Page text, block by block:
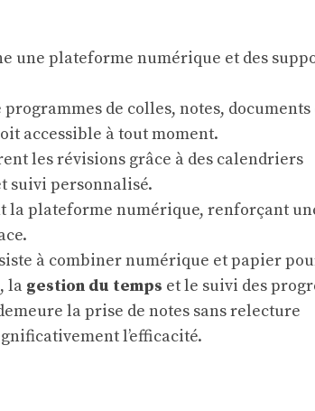
une plateforme numérique et des
de colles, notes, documents
accessible à tout moment.
les révisions grâce à des calendriers
suivi personnalisé.
la plateforme numérique, renforçant
à combiner numérique et papier
la gestion du temps et le suivi des
la prise de notes sans relecture
l’efficacité.